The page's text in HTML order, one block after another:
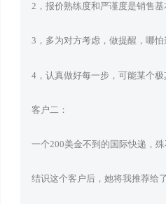
2，报价熟练度和严谨度是销售
3，多为对方考虑，做提醒，哪
4，认真做好每一步，可能某个
客户二：
一个200美金不到的国际快递，
结识这个客户后，她将我推荐给